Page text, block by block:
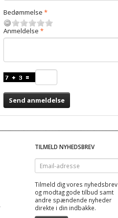
Bedømmelse
Anmeldelse
Send anmeldelse
TILMELD NYHEDSBREV
Email-
adresse
Tilmeld dig vores nyhedsbrev
og modtag gode tilbud samt
andre spændende nyheder
direkte i din indbakke.